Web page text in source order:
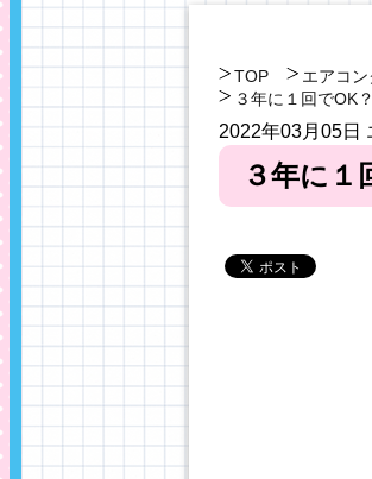
TOP エアコ
３年に１回でOK
2022年03月05日
３年に